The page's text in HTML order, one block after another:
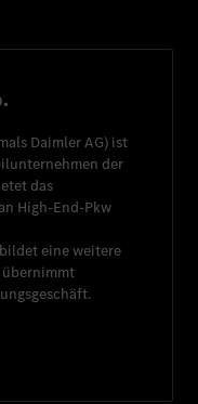
Daimler AG) ist
der
das
High-End-Pkw
bildet eine weitere